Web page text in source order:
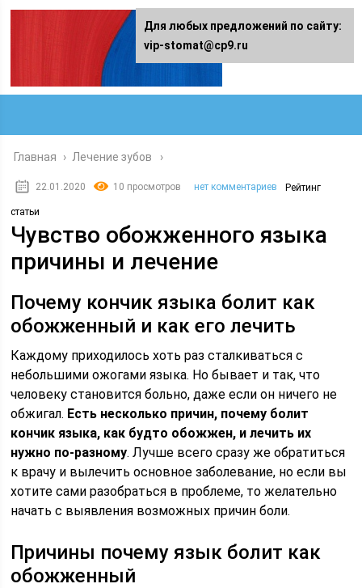
Главная › Лечение зубов
22.01.2020 10 просмотров нет комментариев Рейтинг
статьи
Чувство обожженного языка
причины и лечение
Почему кончик языка болит как
обожженный и как его лечить
Каждому приходилось хоть раз сталкиваться с
небольшими ожогами языка. Но бывает и так, что
человеку становится больно, даже если он ничего не
обжигал. Есть несколько причин, почему болит
кончик языка, как будто обожжен, и лечить их
нужно по-разному. Лучше всего сразу же обратиться
к врачу и вылечить основное заболевание, но если вы
хотите сами разобраться в проблеме, то желательно
начать с выявления возможных причин боли.
Причины почему язык болит как
обожженный
Для любых предложений по сайту:
vip-stomat@cp9.ru